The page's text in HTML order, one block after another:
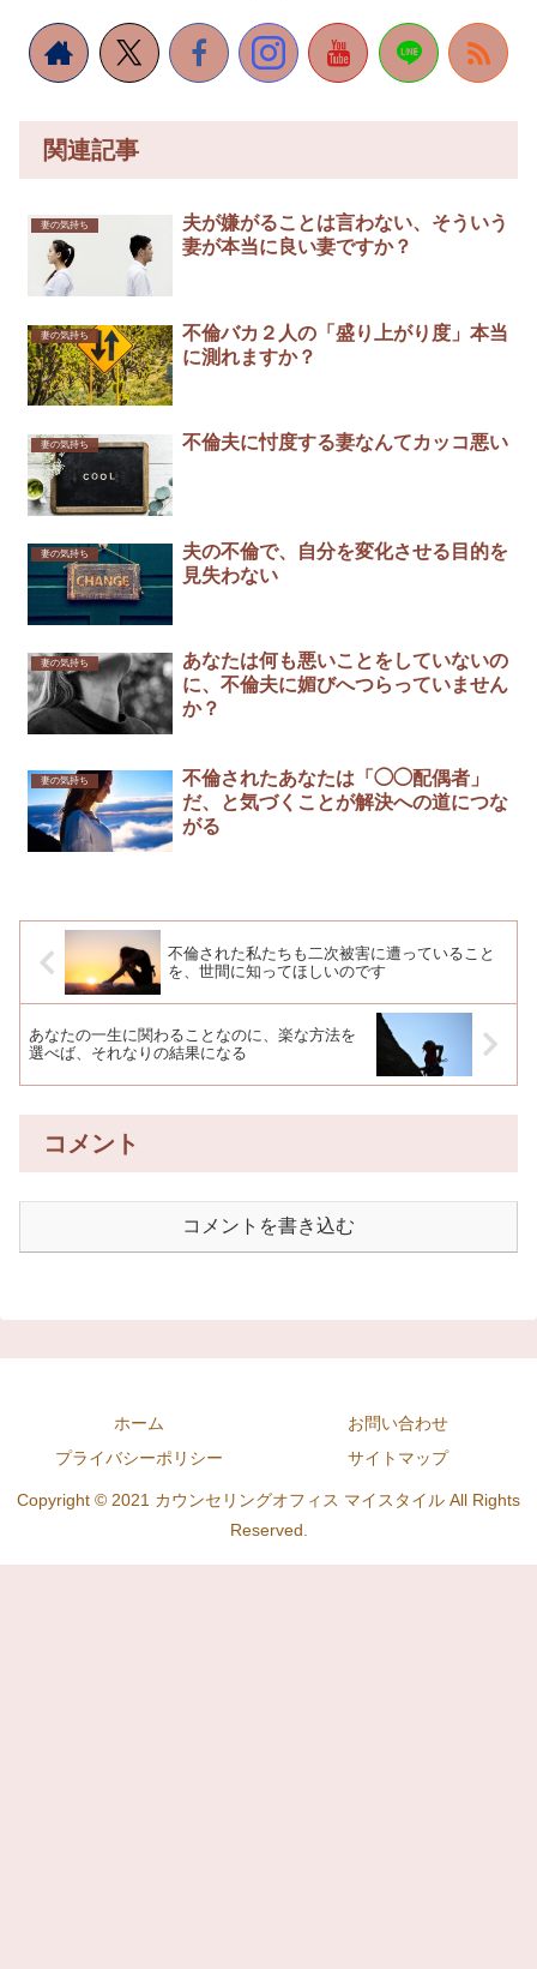
関連記事
妻の気持ち
夫が嫌がることは言わない、そういう
妻が本当に良い妻ですか？
妻の気持ち
不倫バカ２人の「盛り上がり度」本当
に測れますか？
妻の気持ち 不倫夫に忖度する妻なんてカッコ悪い￼
妻の気持ち
夫の不倫で、自分を変化させる目的を
見失わない
妻の気持ち
あなたは何も悪いことをしていないの
に、不倫夫に媚びへつらっていません
か？
妻の気持ち
不倫されたあなたは「◯◯配偶者」
だ、と気づくことが解決への道につな
がる
不倫された私たちも二次被害に遭っていること
を、世間に知ってほしいのです
あなたの一生に関わることなのに、楽な方法を
選べば、それなりの結果になる
コメント
コメントを書き込む
ホーム
お問い合わせ
プライバシーポリシー
サイトマップ
Copyright © 2021 カウンセリングオフィス マイスタイル All Rights
Reserved.